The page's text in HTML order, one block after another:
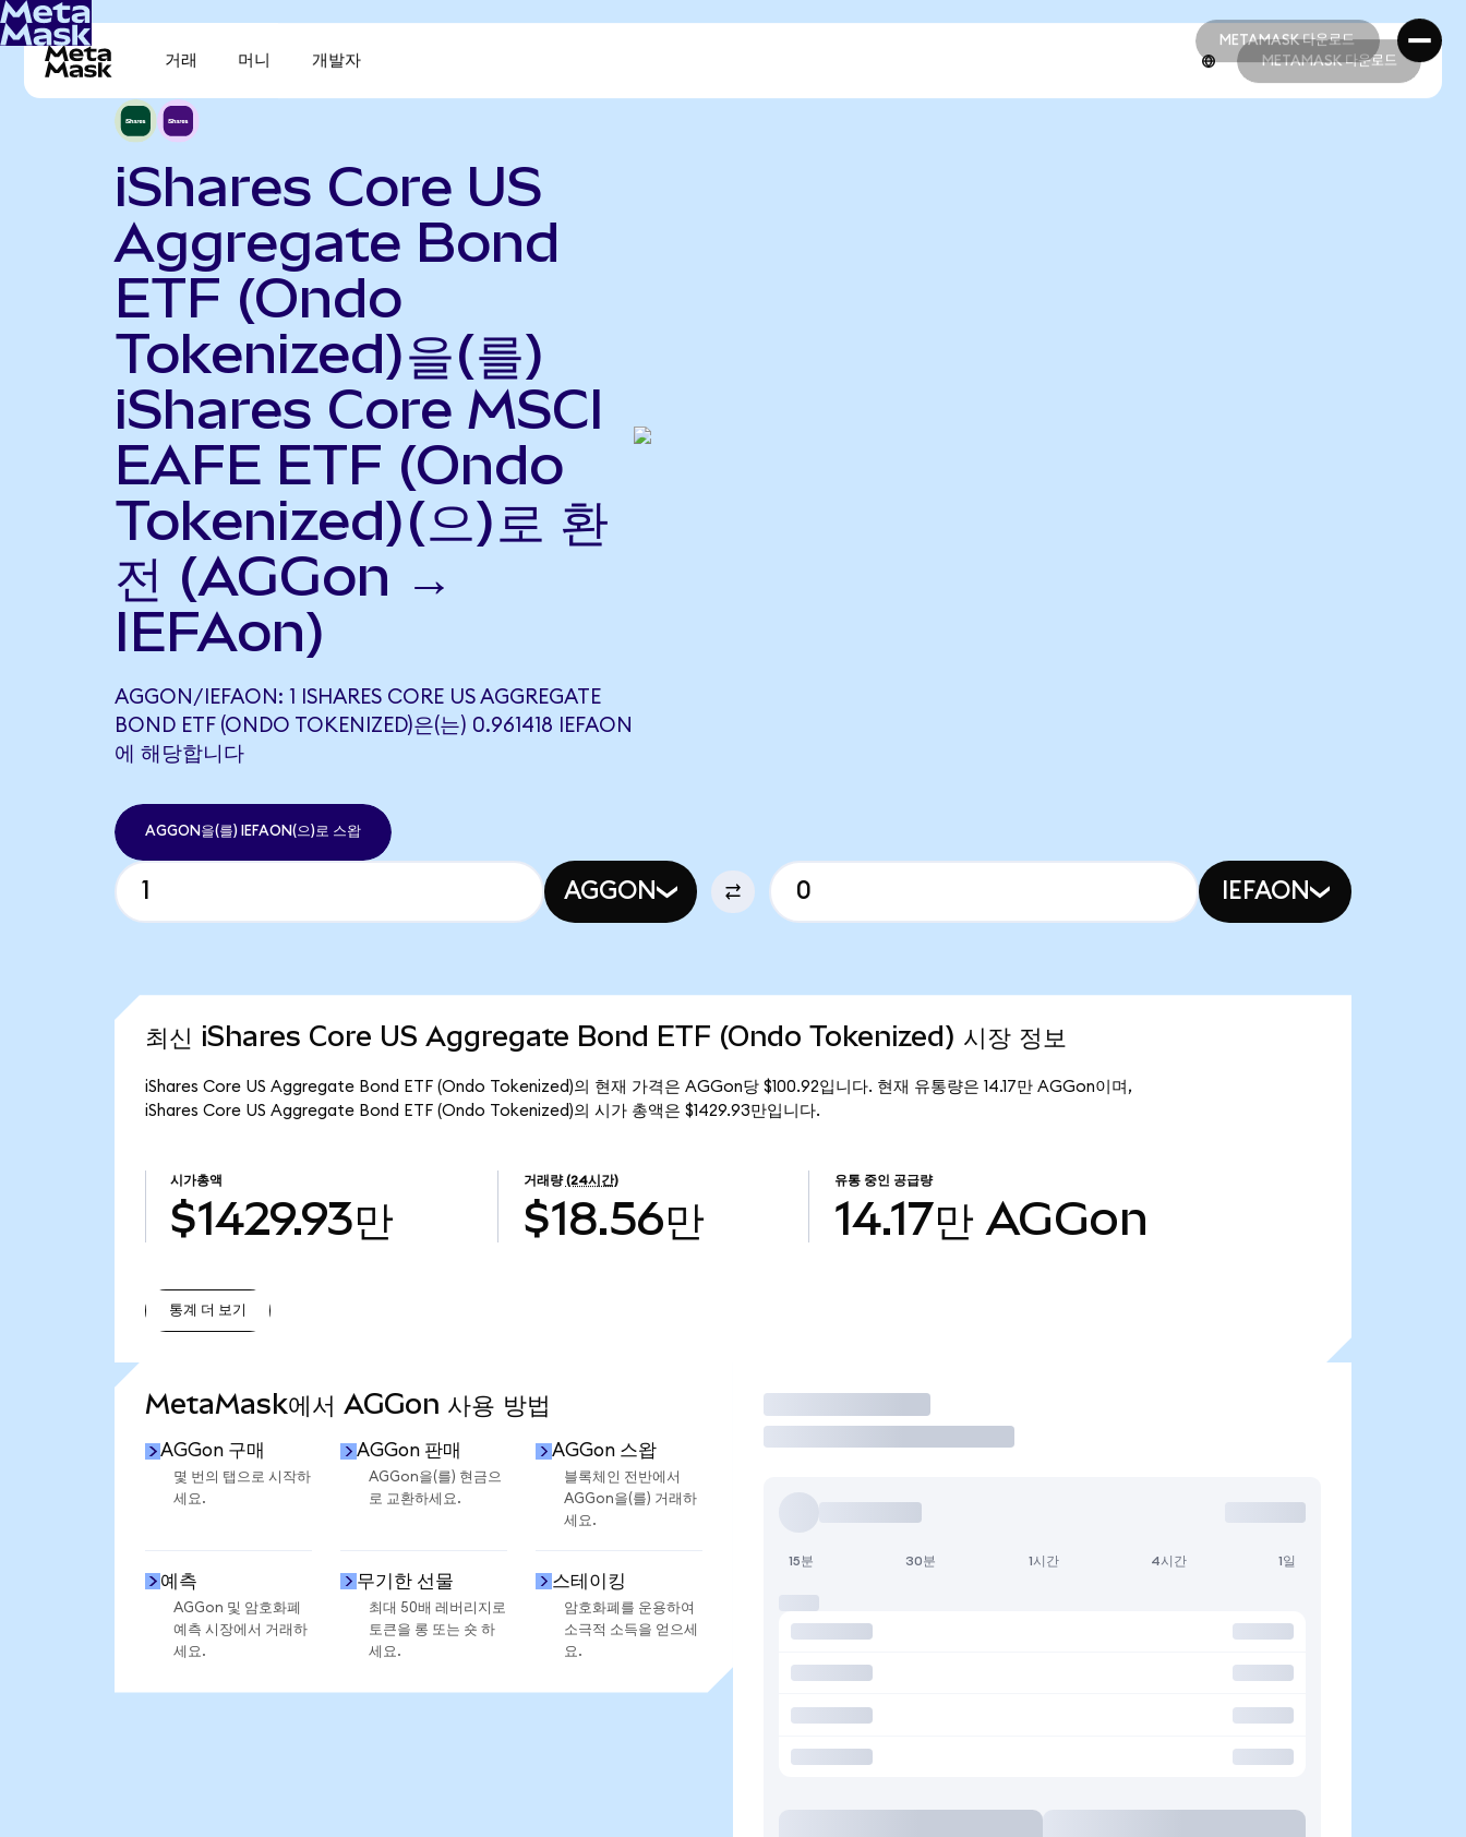
METAMASK 다운로드
METAMASK 다운로드
거래 머니 개발자 METAMASK 다운로드
iShares Core US
Aggregate Bond
ETF (Ondo
Tokenized)을(를)
iShares Core MSCI
EAFE ETF (Ondo
Tokenized)(으)로 환
전 (AGGon →
IEFAon)
AGGON/IEFAON: 1 ISHARES CORE US AGGREGATE
BOND ETF (ONDO TOKENIZED)은(는) 0.961418 IEFAON
에 해당합니다
AGGON을(를) IEFAON(으)로 스왑
AGGON IEFAON
최신 iShares Core US Aggregate Bond ETF (Ondo Tokenized) 시장 정보
iShares Core US Aggregate Bond ETF (Ondo Tokenized)의 현재 가격은 AGGon당 $100.92입니다. 현재 유통량은 14.17만 AGGon이며,
iShares Core US Aggregate Bond ETF (Ondo Tokenized)의 시가 총액은 $1429.93만입니다.
시가총액
$1429.93만
거래량 (24시간)
$18.56만
유통 중인 공급량
14.17만 AGGon
통계 더 보기
MetaMask에서 AGGon 사용 방법
AGGon 구매
몇 번의 탭으로 시작하
세요.
AGGon 판매
AGGon을(를) 현금으
로 교환하세요.
AGGon 스왑
블록체인 전반에서
AGGon을(를) 거래하
세요.
예측
AGGon 및 암호화폐
예측 시장에서 거래하
세요.
무기한 선물
최대 50배 레버리지로
토큰을 롱 또는 숏 하
세요.
스테이킹
암호화폐를 운용하여
소극적 소득을 얻으세
요.
거래
15분 30분 1시간 4시간 1일